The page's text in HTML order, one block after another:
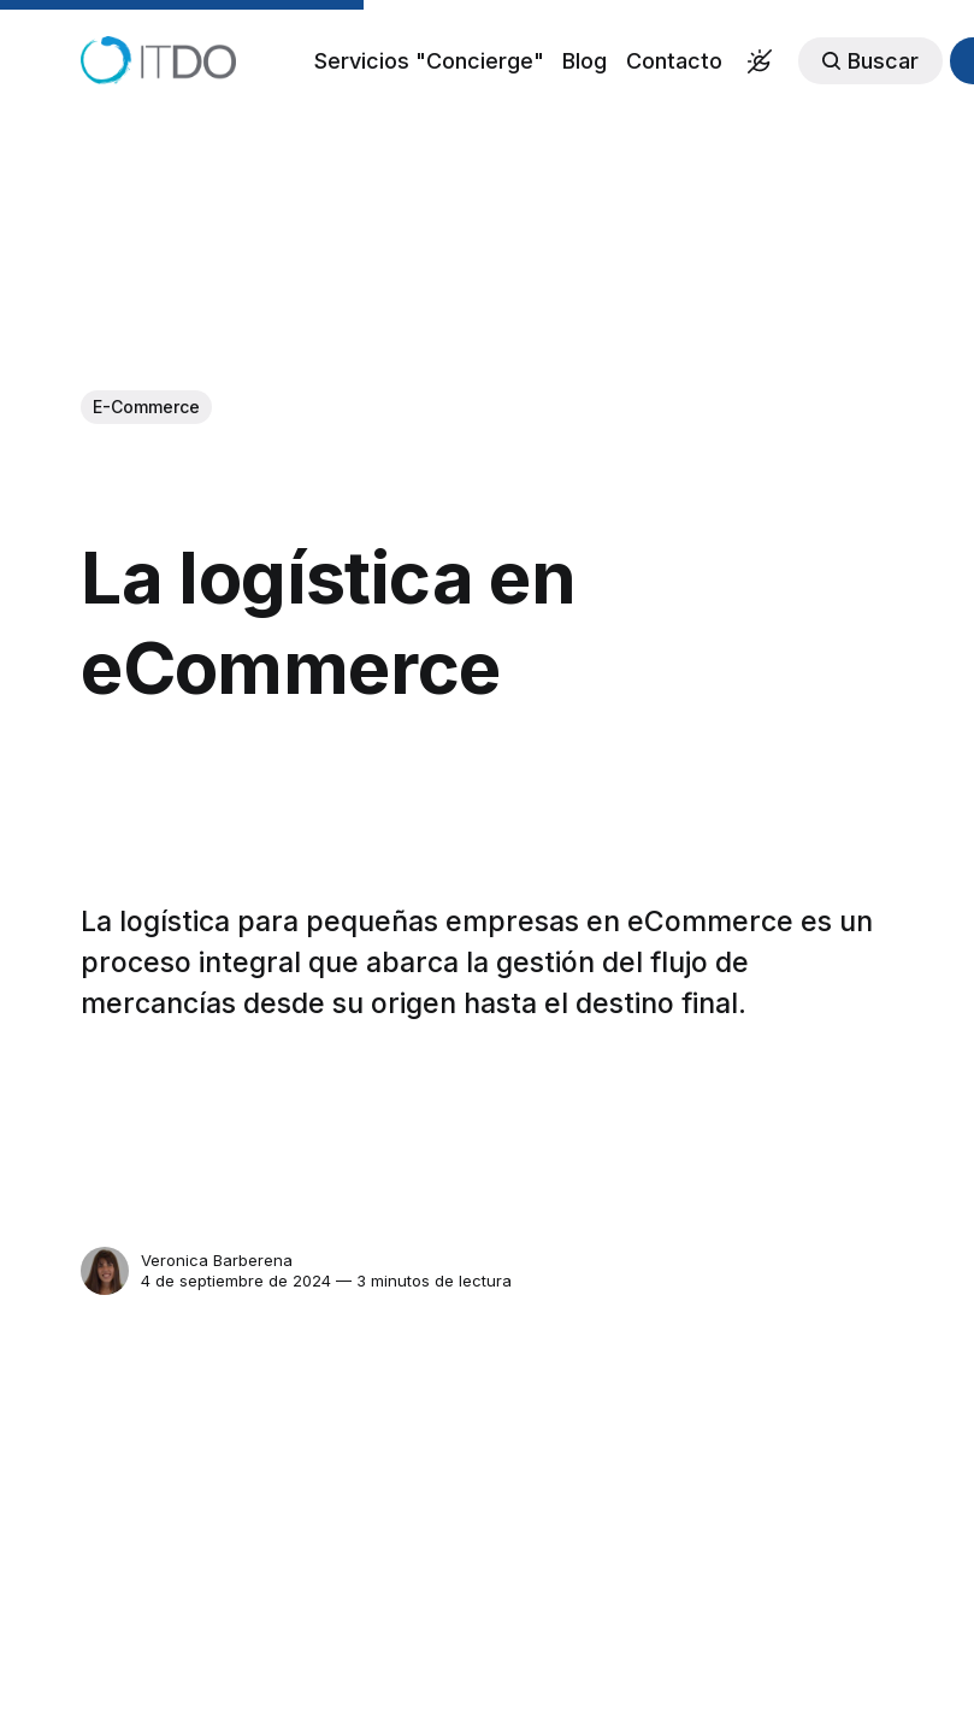
Servicios "Concierge" Blog Contacto Buscar
E-Commerce
La logística en
eCommerce
La logística para pequeñas empresas en eCommerce es un
proceso integral que abarca la gestión del flujo de
mercancías desde su origen hasta el destino final.
Veronica Barberena
4 de septiembre de 2024 — 3 minutos de lectura